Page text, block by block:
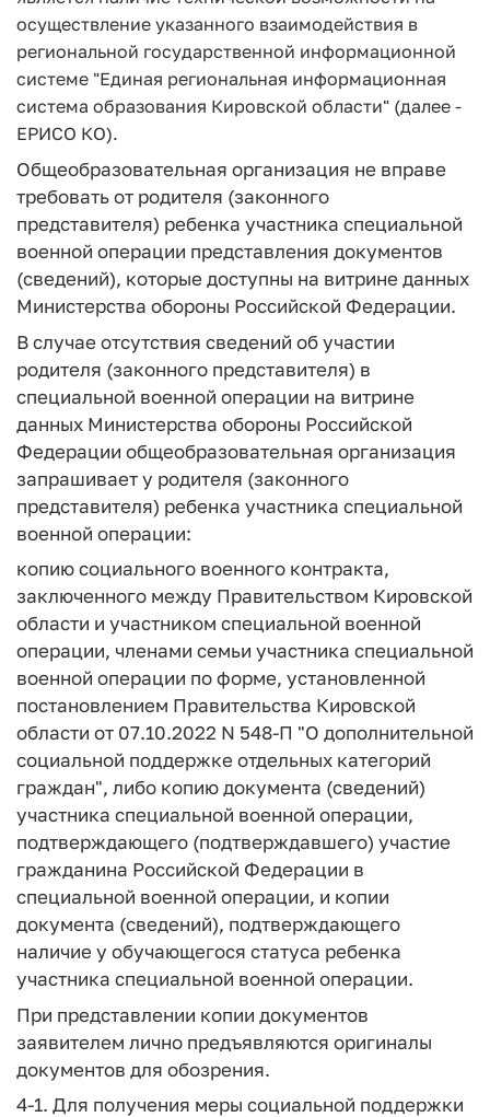
осуществление указанного взаимодействия в
региональной государственной информационной
системе "Единая региональная информационная
система образования Кировской области" (далее -
ЕРИСО КО).
Общеобразовательная организация не вправе
требовать от родителя (законного
представителя) ребенка участника специальной
военной операции представления документов
(сведений), которые доступны на витрине данных
Министерства обороны Российской Федерации.
В случае отсутствия сведений об участии
родителя (законного представителя) в
специальной военной операции на витрине
данных Министерства обороны Российской
Федерации общеобразовательная организация
запрашивает у родителя (законного
представителя) ребенка участника специальной
военной операции:
копию социального военного контракта,
заключенного между Правительством Кировской
области и участником специальной военной
операции, членами семьи участника специальной
военной операции по форме, установленной
постановлением Правительства Кировской
области от 07.10.2022 N 548-П "О дополнительной
социальной поддержке отдельных категорий
граждан", либо копию документа (сведений)
участника специальной военной операции,
подтверждающего (подтверждавшего) участие
гражданина Российской Федерации в
специальной военной операции, и копии
документа (сведений), подтверждающего
наличие у обучающегося статуса ребенка
участника специальной военной операции.
При представлении копии документов
заявителем лично предъявляются оригиналы
документов для обозрения.
4-1. Для получения меры социальной поддержки